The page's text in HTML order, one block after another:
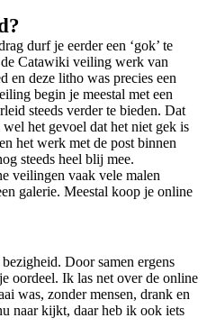
durf je eerder een ‘gok’ te
Catawiki veiling werk van
en deze litho was precies een
begin je meestal met een
steeds verder te bieden. Dat
het gevoel dat het niet gek is
het werk met de post binnen
steeds heel blij mee.
veilingen vaak vele malen
galerie. Meestal koop je online
Door samen ergens
oordeel. Ik las net over de online
was, zonder mensen, drank en
naar kijkt, daar heb ik ook iets